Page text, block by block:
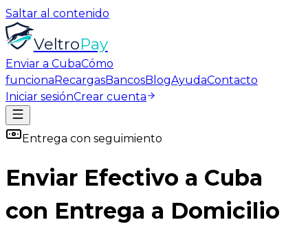
Saltar al contenido
VeltroPay
Enviar a CubaCómo
funcionaRecargasBancosBlogAyudaContacto
Iniciar sesiónCrear cuenta
Entrega con seguimiento
Enviar Efectivo a Cuba
con Entrega a Domicilio